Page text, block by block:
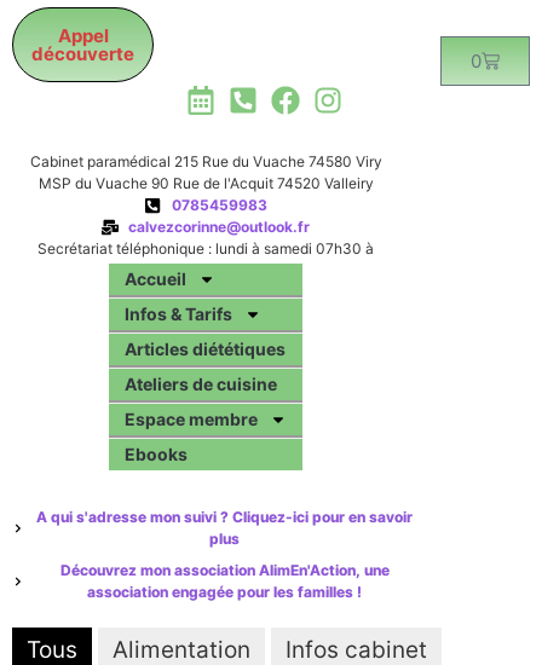
0
Appel
découverte
Cabinet paramédical 215 Rue du Vuache 74580 Viry
MSP du Vuache 90 Rue de l'Acquit 74520 Valleiry
0785459983
calvezcorinne@outlook.fr
Secrétariat téléphonique : lundi à samedi 07h30 à
19h00
Accueil
Infos & Tarifs
Articles diététiques
Ateliers de cuisine
Espace membre
Ebooks
A qui s'adresse mon suivi ? Cliquez-ici pour en savoir
plus
Découvrez mon association AlimEn'Action, une
association engagée pour les familles !
Tous Alimentation Infos cabinet